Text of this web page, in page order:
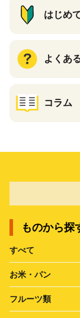
はじめ
よくあ
コラム
ものから探
すべて
お米・パン
フルーツ類